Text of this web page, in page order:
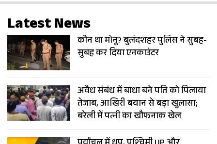
Latest News
कौन था मोनू? बुलंदशहर पुलिस ने सुबह-
सुबह कर दिया एनकाउंटर
अवैध संबंध में बाधा बने पति को पिलाया
तेजाब, आखिरी बयान से बड़ा खुलासा;
बरेली में पत्नी का खौफनाक खेल